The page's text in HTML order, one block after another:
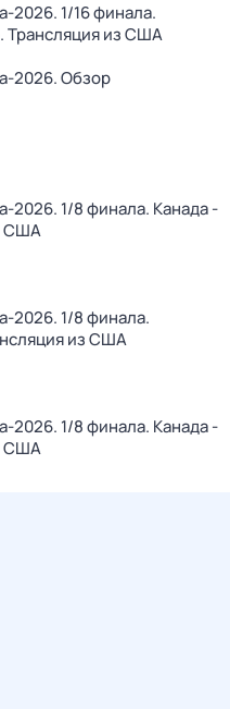
2026. 1/16 финала.
Трансляция из США
2026. Обзор
2026. 1/8 финала. Канада -
США
2026. 1/8 финала.
из США
2026. 1/8 финала. Канада -
США